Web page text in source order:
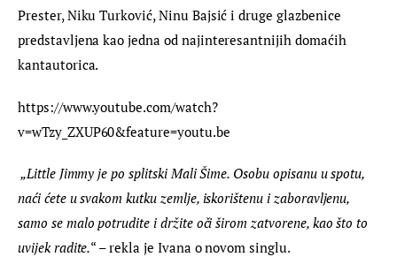
Prester, Niku Turković, Ninu Bajsić i druge glazbenice
predstavljena kao jedna od najinteresantnijih domaćih
kantautorica.
https://www.youtube.com/watch?
v=wTzy_ZXUP60&feature=youtu.be
„Little Jimmy je po splitski Mali Šime. Osobu opisanu u spotu,
naći ćete u svakom kutku zemlje, iskorištenu i zaboravljenu,
samo se malo potrudite i držite oči širom zatvorene, kao što to
uvijek radite.“ – rekla je Ivana o novom singlu.